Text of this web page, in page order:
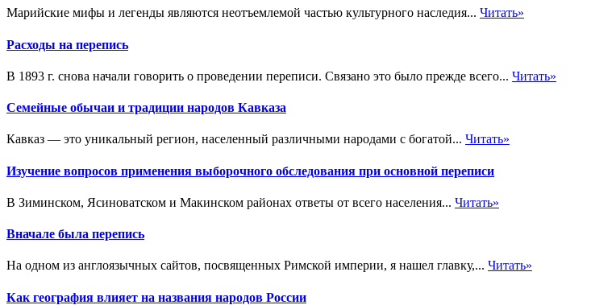
Марийские мифы и легенды являются неотъемлемой частью культурного наследия... Читать»
Расходы на перепись
В 1893 г. снова начали говорить о проведении переписи. Связано это было прежде всего... Читать»
Семейные обычаи и традиции народов Кавказа
Кавказ — это уникальный регион, населенный различными народами с богатой... Читать»
Изучение вопросов применения выборочного обследования при основной переписи
В Зиминском, Ясиноватском и Макинском районах ответы от всего населения... Читать»
Вначале была перепись
На одном из англоязычных сайтов, посвященных Римской империи, я нашел главку,... Читать»
Как география влияет на названия народов России